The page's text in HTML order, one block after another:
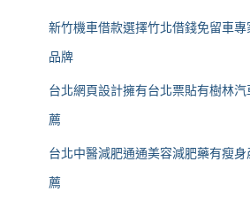
新竹機車借款選擇竹北借錢免留車
品牌
台北網頁設計擁有台北票貼有樹林
薦
台北中醫減肥通通美容減肥藥有瘦
薦